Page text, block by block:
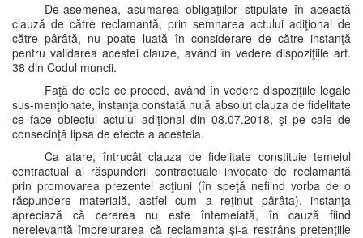
De-asemenea, asumarea obligaţiilor stipulate în această
clauză de către reclamantă, prin semnarea actului adiţional de
către pârâtă, nu poate luată în considerare de către instanţă
pentru validarea acestei clauze, având în vedere dispoziţiile art.
38 din Codul muncii.
Faţă de cele ce preced, având în vedere dispoziţiile legale
sus-menţionate, instanţa constată nulă absolut clauza de fidelitate
ce face obiectul actului adiţional din 08.07.2018, şi pe cale de
consecinţă lipsa de efecte a acesteia.
Ca atare, întrucât clauza de fidelitate constituie temeiul
contractual al răspunderii contractuale invocate de reclamantă
prin promovarea prezentei acţiuni (în speţă nefiind vorba de o
răspundere materială, astfel cum a reţinut pârâta), instanţa
apreciază că cererea nu este întemeiată, în cauză fiind
nerelevantă împrejurarea că reclamanta şi-a restrâns pretenţiile